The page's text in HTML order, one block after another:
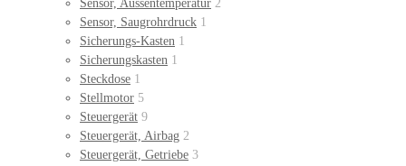
Sensor, Aussentemperatur 2
Sensor, Saugrohrdruck 1
Sicherungs-Kasten 1
Sicherungskasten 1
Steckdose 1
Stellmotor 5
Steuergerät 9
Steuergerät, Airbag 2
Steuergerät, Getriebe 3